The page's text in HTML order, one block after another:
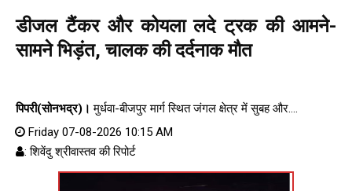
डीजल टैंकर और कोयला लदे ट्रक की आमने-
सामने भिड़ंत, चालक की दर्दनाक मौत
पिपरी(सोनभद्र)। मुर्धवा-बीजपुर मार्ग स्थित जंगल क्षेत्र में सुबह और....
Friday 07-08-2026 10:15 AM
: शिवेंदु श्रीवास्तव की रिपोर्ट